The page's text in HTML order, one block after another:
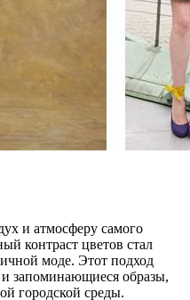
и атмосферу самого
контраст цветов стал
моде. Этот подход
и запоминающиеся образы,
городской среды.